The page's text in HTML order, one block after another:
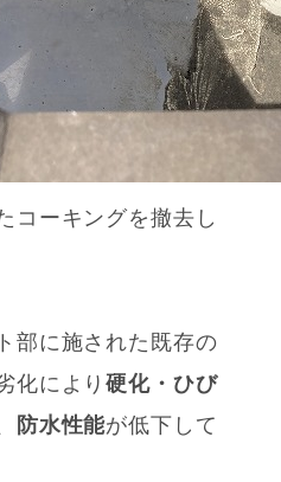
コーキングを撤去し
部に施された既存の
化により硬化・ひび
防水性能が低下して